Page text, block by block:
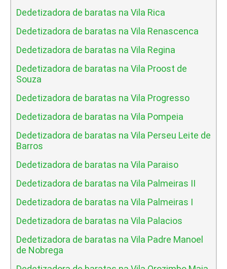
Dedetizadora de baratas na Vila Rica
Dedetizadora de baratas na Vila Renascenca
Dedetizadora de baratas na Vila Regina
Dedetizadora de baratas na Vila Proost de
Souza
Dedetizadora de baratas na Vila Progresso
Dedetizadora de baratas na Vila Pompeia
Dedetizadora de baratas na Vila Perseu Leite de
Barros
Dedetizadora de baratas na Vila Paraiso
Dedetizadora de baratas na Vila Palmeiras II
Dedetizadora de baratas na Vila Palmeiras I
Dedetizadora de baratas na Vila Palacios
Dedetizadora de baratas na Vila Padre Manoel
de Nobrega